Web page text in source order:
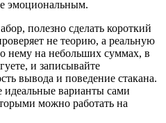
эмоциональным.
полезно сделать короткий
не теорию, а реальную
нему на небольших суммах, в
и записывайте
вывода и поведение стакана.
идеальные варианты сами
можно работать на